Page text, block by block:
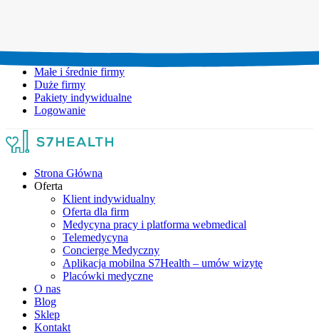
Małe i średnie firmy
Duże firmy
Pakiety indywidualne
Logowanie
Strona Główna
Oferta
Klient indywidualny
Oferta dla firm
Medycyna pracy i platforma webmedical
Telemedycyna
Concierge Medyczny
Aplikacja mobilna S7Health – umów wizytę
Placówki medyczne
O nas
Blog
Sklep
Kontakt